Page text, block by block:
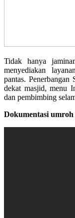
Tidak hanya
menyediakan
pantas.
dekat masjid, menu
dan pembimbing
Dokumentasi